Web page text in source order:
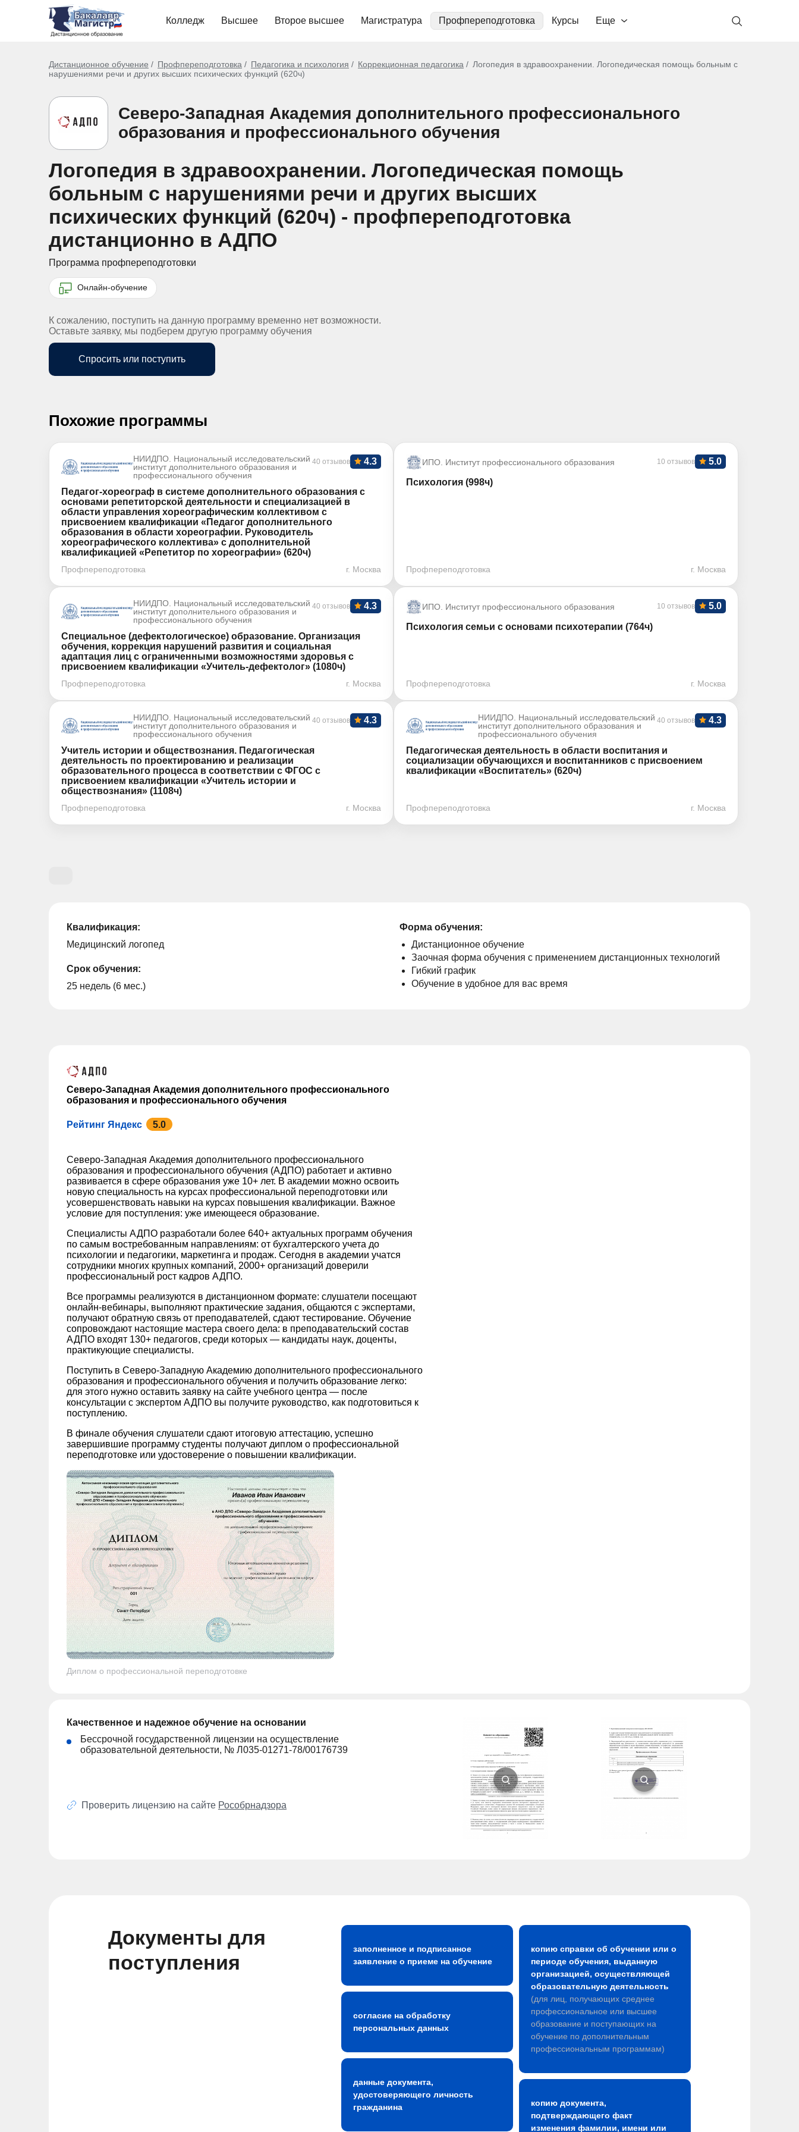
Колледж Высшее Второе высшее Магистратура Профпереподготовка Курсы Еще
Дистанционное обучение Профпереподготовка Педагогика и психология Коррекционная педагогика
Логопедия в здравоохранении. Логопедическая помощь больным с
нарушениями речи и других высших психических функций (620ч)
Северо-Западная Академия дополнительного профессионального
образования и профессионального обучения
Логопедия в здравоохранении. Логопедическая помощь
больным с нарушениями речи и других высших
психических функций (620ч) - профпереподготовка
дистанционно в АДПО
Программа профпереподготовки
Онлайн-обучение
К сожалению, поступить на данную программу временно нет возможности.
Оставьте заявку, мы подберем другую программу обучения
Спросить или поступить
Похожие программы
НИИДПО. Национальный исследовательский
институт дополнительного образования и
профессионального обучения
40 отзывов 4.3
Педагог-хореограф в системе дополнительного образования с
основами репетиторской деятельности и специализацией в
области управления хореографическим коллективом с
присвоением квалификации «Педагог дополнительного
образования в области хореографии. Руководитель
хореографического коллектива» с дополнительной
квалификацией «Репетитор по хореографии» (620ч)
Профпереподготовка г. Москва
ИПО. Институт профессионального образования 10 отзывов 5.0
Психология (998ч)
Профпереподготовка г. Москва
НИИДПО. Национальный исследовательский
институт дополнительного образования и
профессионального обучения
40 отзывов 4.3
Специальное (дефектологическое) образование. Организация
обучения, коррекция нарушений развития и социальная
адаптация лиц с ограниченными возможностями здоровья с
присвоением квалификации «Учитель-дефектолог» (1080ч)
Профпереподготовка г. Москва
ИПО. Институт профессионального образования 10 отзывов 5.0
Психология семьи с основами психотерапии (764ч)
Профпереподготовка г. Москва
НИИДПО. Национальный исследовательский
институт дополнительного образования и
профессионального обучения
40 отзывов 4.3
Учитель истории и обществознания. Педагогическая
деятельность по проектированию и реализации
образовательного процесса в соответствии с ФГОС с
присвоением квалификации «Учитель истории и
обществознания» (1108ч)
Профпереподготовка г. Москва
НИИДПО. Национальный исследовательский
институт дополнительного образования и
профессионального обучения
40 отзывов 4.3
Педагогическая деятельность в области воспитания и
социализации обучающихся и воспитанников с присвоением
квалификации «Воспитатель» (620ч)
Профпереподготовка г. Москва
Квалификация:
Медицинский логопед
Срок обучения:
25 недель (6 мес.)
Форма обучения:
Дистанционное обучение
Заочная форма обучения с применением дистанционных технологий
Гибкий график
Обучение в удобное для вас время
Северо-Западная Академия дополнительного профессионального
образования и профессионального обучения
Рейтинг Яндекс 5.0
Северо-Западная Академия дополнительного профессионального
образования и профессионального обучения (АДПО) работает и активно
развивается в сфере образования уже 10+ лет. В академии можно освоить
новую специальность на курсах профессиональной переподготовки или
усовершенствовать навыки на курсах повышения квалификации. Важное
условие для поступления: уже имеющееся образование.
Специалисты АДПО разработали более 640+ актуальных программ обучения
по самым востребованным направлениям: от бухгалтерского учета до
психологии и педагогики, маркетинга и продаж. Сегодня в академии учатся
сотрудники многих крупных компаний, 2000+ организаций доверили
профессиональный рост кадров АДПО.
Все программы реализуются в дистанционном формате: слушатели посещают
онлайн-вебинары, выполняют практические задания, общаются с экспертами,
получают обратную связь от преподавателей, сдают тестирование. Обучение
сопровождают настоящие мастера своего дела: в преподавательский состав
АДПО входят 130+ педагогов, среди которых — кандидаты наук, доценты,
практикующие специалисты.
Поступить в Северо-Западную Академию дополнительного профессионального
образования и профессионального обучения и получить образование легко:
для этого нужно оставить заявку на сайте учебного центра — после
консультации с экспертом АДПО вы получите руководство, как подготовиться к
поступлению.
В финале обучения слушатели сдают итоговую аттестацию, успешно
завершившие программу студенты получают диплом о профессиональной
переподготовке или удостоверение о повышении квалификации.
Диплом о профессиональной переподготовке
Качественное и надежное обучение на основании
Бессрочной государственной лицензии на осуществление
образовательной деятельности, № Л035-01271-78/00176739
Проверить лицензию на сайте Рособрнадзора
Документы для
поступления
заполненное и подписанное
заявление о приеме на обучение
согласие на обработку
персональных данных
данные документа,
удостоверяющего личность
гражданина
копию справки об обучении или о
периоде обучения, выданную
организацией, осуществляющей
образовательную деятельность
(для лиц, получающих среднее
профессиональное или высшее
образование и поступающих на
обучение по дополнительным
профессиональным программам)
копию документа,
подтверждающего факт
изменения фамилии, имени или